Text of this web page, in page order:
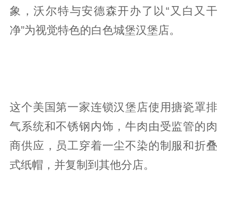
象，沃尔特与安德森开办了以“又白又干
净”为视觉特色的白色城堡汉堡店。
这个美国第一家连锁汉堡店使用搪瓷罩排
气系统和不锈钢内饰，牛肉由受监管的肉
商供应，员工穿着一尘不染的制服和折叠
式纸帽，并复制到其他分店。